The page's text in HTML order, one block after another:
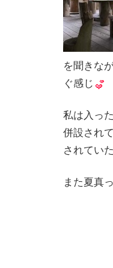
を聞きな
ぐ感じ
私は入っ
併設され
されてい
また夏真